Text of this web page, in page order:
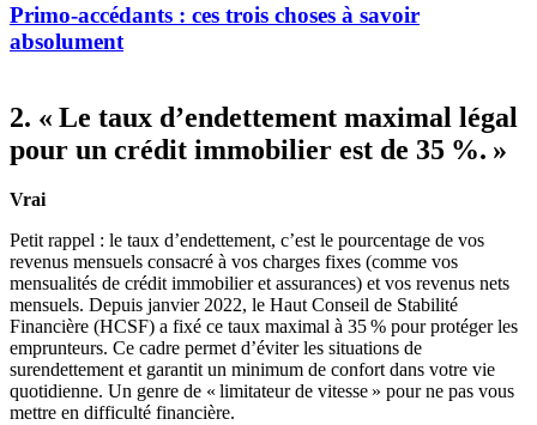
Primo-accédants : ces trois choses à savoir
absolument
2. « Le taux d’endettement maximal légal
pour un crédit immobilier est de 35 %. »
Vrai
Petit rappel : le taux d’endettement, c’est le pourcentage de vos
revenus mensuels consacré à vos charges fixes (comme vos
mensualités de crédit immobilier et assurances) et vos revenus nets
mensuels. Depuis janvier 2022, le Haut Conseil de Stabilité
Financière (HCSF) a fixé ce taux maximal à 35 % pour protéger les
emprunteurs. Ce cadre permet d’éviter les situations de
surendettement et garantit un minimum de confort dans votre vie
quotidienne. Un genre de « limitateur de vitesse » pour ne pas vous
mettre en difficulté financière.